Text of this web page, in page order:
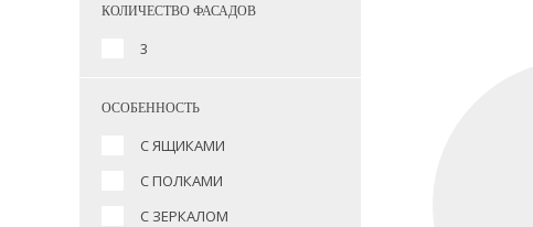
КОЛИЧЕСТВО ФАСАДОВ
3
ОСОБЕННОСТЬ
С ЯЩИКАМИ
С ПОЛКАМИ
С ЗЕРКАЛОМ